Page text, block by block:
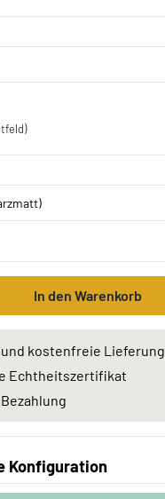
In den Warenkorb
kostenfreie Lieferung
Echtheitszertifikat
Konfiguration